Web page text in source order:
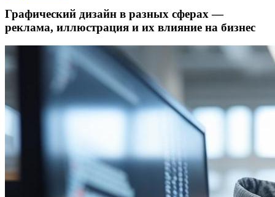
Графический дизайн в разных сферах —
реклама, иллюстрация и их влияние на бизнес